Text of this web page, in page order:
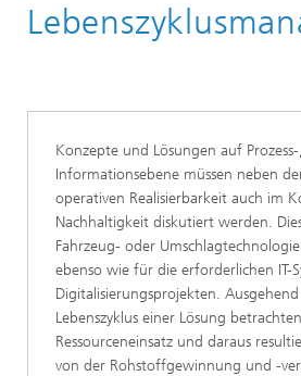
Arbeitsgruppen
Konzepte und Lösungen auf
Informationsebene müssen neben
operativen Realisierbarkeit auch im
Nachhaltigkeit diskutiert werden.
Fahrzeug- oder
ebenso wie für die erforderlichen IT-
Digitalisierungsprojekten.
Lebenszyklus einer Lösung
Ressourceneinsatz und daraus
von der Rohstoffgewinnung und -